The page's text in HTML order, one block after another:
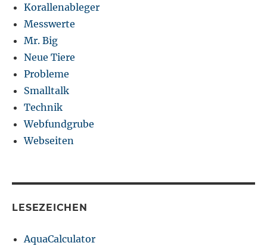
Korallenableger
Messwerte
Mr. Big
Neue Tiere
Probleme
Smalltalk
Technik
Webfundgrube
Webseiten
LESEZEICHEN
AquaCalculator